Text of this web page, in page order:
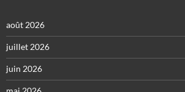
août 2026
juillet 2026
juin 2026